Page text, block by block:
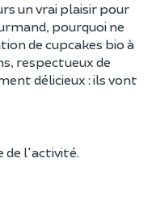
un vrai plaisir pour
pourquoi ne
de cupcakes bio à
respectueux de
délicieux : ils vont
de l'activité.